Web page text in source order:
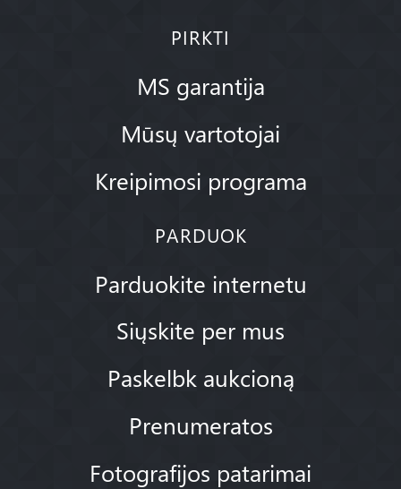
PIRKTI
MS garantija
Mūsų vartotojai
Kreipimosi programa
PARDUOK
Parduokite internetu
Siųskite per mus
Paskelbk aukcioną
Prenumeratos
Fotografijos patarimai